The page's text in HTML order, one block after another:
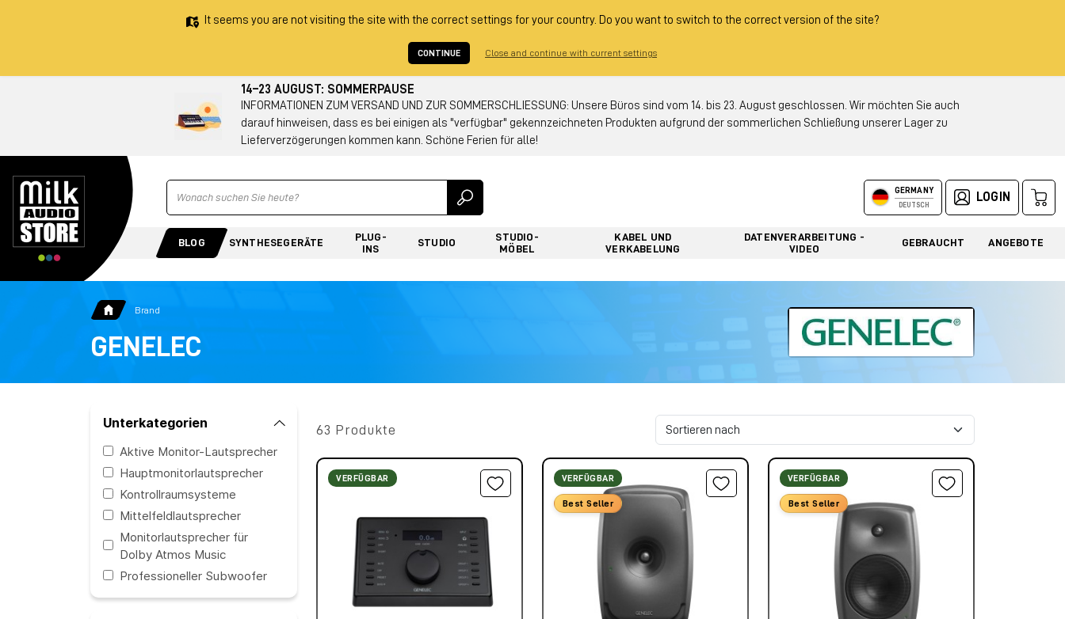
It seems you are not visiting the site with the correct settings for your country. Do you want to switch to the correct version of the site?
CONTINUE Close and continue with current settings
14–23 AUGUST: SOMMERPAUSE
INFORMATIONEN ZUM VERSAND UND ZUR SOMMERSCHLIESSUNG: Unsere Büros sind vom 14. bis 23. August geschlossen. Wir möchten Sie auch
darauf hinweisen, dass es bei einigen als "verfügbar" gekennzeichneten Produkten aufgrund der sommerlichen Schließung unserer Lager zu
Lieferverzögerungen kommen kann. Schöne Ferien für alle!
Ricerca GERMANY
DEUTSCH
LOGIN
BLOG SYNTHESEGERÄTE
PLUG-
INS
STUDIO
STUDIO-
MÖBEL
KABEL UND
VERKABELUNG
DATENVERARBEITUNG -
VIDEO
GEBRAUCHT ANGEBOTE
Brand
GENELEC
Unterkategorien
Aktive Monitor-Lautsprecher
Hauptmonitorlautsprecher
Kontrollraumsysteme
Mittelfeldlautsprecher
Monitorlautsprecher für
Dolby Atmos Music
Professioneller Subwoofer
63 Produkte
VERFÜGBAR VERFÜGBAR
Best Seller
VERFÜGBAR
Best Seller